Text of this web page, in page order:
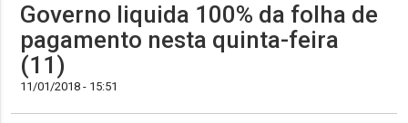
Governo liquida 100% da folha de
pagamento nesta quinta-feira
(11)
11/01/2018 - 15:51